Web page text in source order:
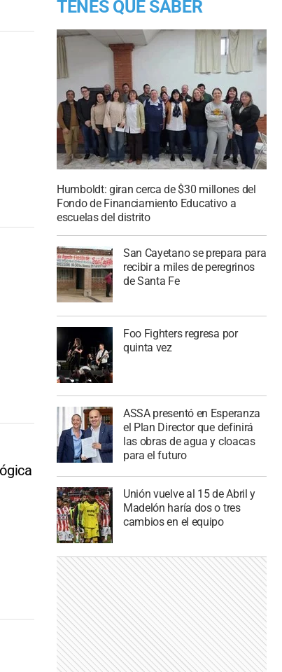
TENES QUE SABER
Humboldt: giran cerca de $30 millones del
Fondo de Financiamiento Educativo a
escuelas del distrito
San Cayetano se prepara para
recibir a miles de peregrinos
de Santa Fe
Foo Fighters regresa por
quinta vez
ASSA presentó en Esperanza
el Plan Director que definirá
las obras de agua y cloacas
para el futuro
Unión vuelve al 15 de Abril y
Madelón haría dos o tres
cambios en el equipo